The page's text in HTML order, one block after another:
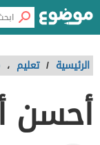
الرئيسية / تعليم ،
أحسن